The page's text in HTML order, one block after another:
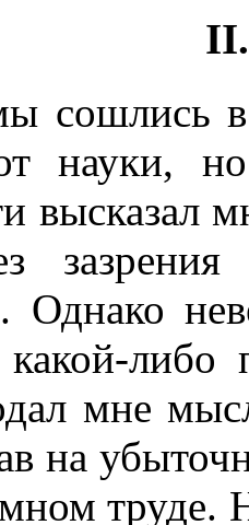
сошлись в
науки,
высказал
зазрения
Однако
какой-
мне
на
труде.